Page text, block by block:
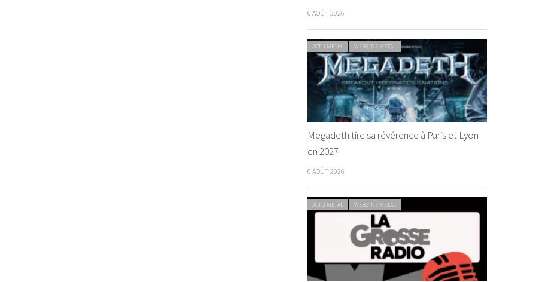
6 AOÛT 2026
ACTU METAL WEBZINE METAL
Megadeth tire sa révérence à Paris et Lyon
en 2027
6 AOÛT 2026
ACTU METAL WEBZINE METAL